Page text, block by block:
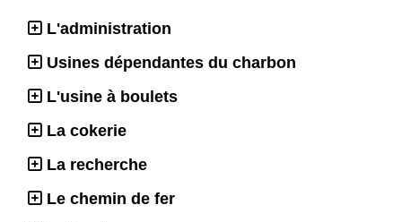
L'administration
Usines dépendantes du charbon
L'usine à boulets
La cokerie
La recherche
Le chemin de fer